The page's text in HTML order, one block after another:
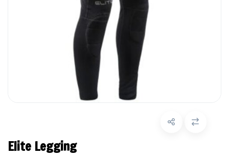
Elite Legging